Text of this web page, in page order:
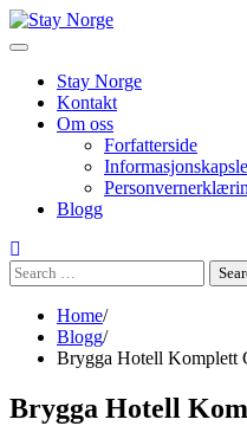
Skip
to
Stay Norge
Kontakt
Om oss
Forfatterside
Blogg
Search
for:
Home
Blogg
Brygga Hotell Komplett
Brygga Hotell